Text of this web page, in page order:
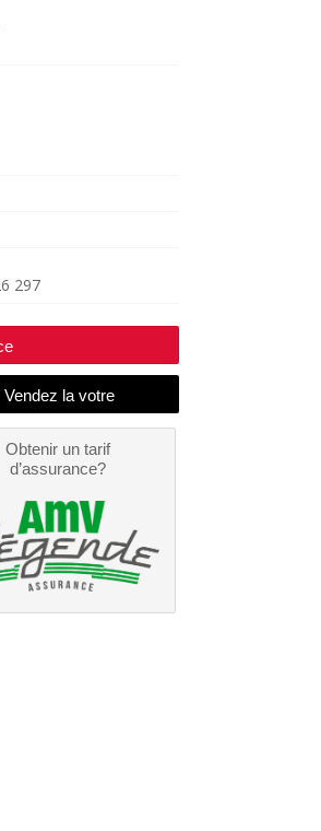
297
Obtenir un tarif
d’assurance?